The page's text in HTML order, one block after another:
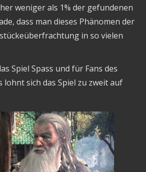
weniger als 1% der gefundenen
dass man dieses Phänomen der
in so vielen
Spiel Spass und für Fans des
sich das Spiel zu zweit auf